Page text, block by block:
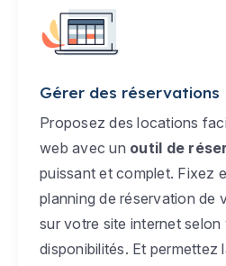
Gérer des réservations
Proposez des locations
web avec un outil de
puissant et complet. Fixez
planning de réservation de
sur votre site internet
disponibilités. Et permettez